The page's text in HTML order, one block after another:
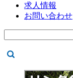
求人情報
お問い合わせ